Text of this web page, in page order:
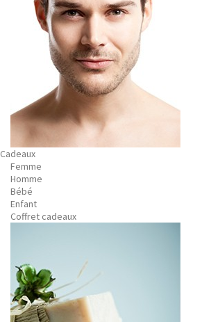
Cadeaux
Femme
Homme
Bébé
Enfant
Coffret cadeaux